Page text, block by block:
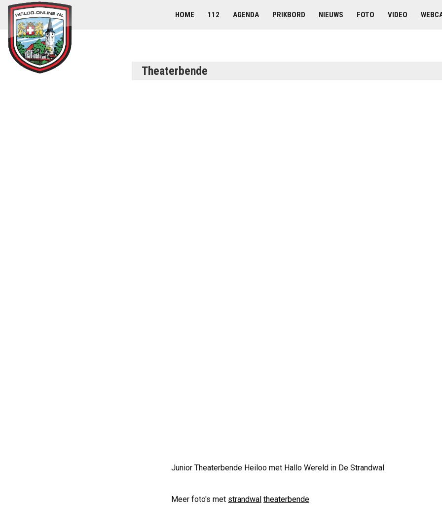
HOME 112 AGENDA PRIKBORD NIEUWS FOTO VIDEO
Theaterbende
Junior Theaterbende Heiloo met Hallo Wereld in De Strandwal
Meer foto's met strandwal theaterbende